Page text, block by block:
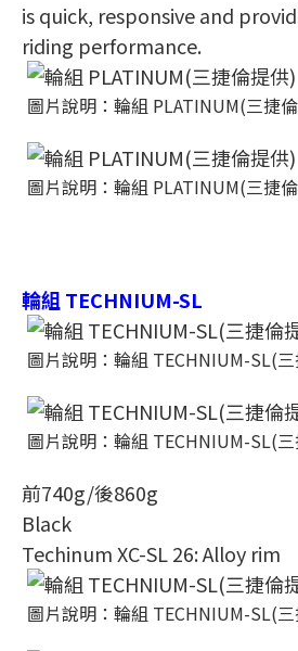
is quick, responsive and
riding performance.
圖片說明：輪組 PLATINUM(三捷
圖片說明：輪組 PLATINUM(三捷
輪組 TECHNIUM-SL
圖片說明：輪組 TECHNIUM-SL(
圖片說明：輪組 TECHNIUM-SL(
前740g/後860g
Black
Techinum XC-SL 26: Alloy rim
圖片說明：輪組 TECHNIUM-SL(